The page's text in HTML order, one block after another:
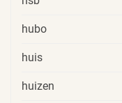
hubo
huis
huizen